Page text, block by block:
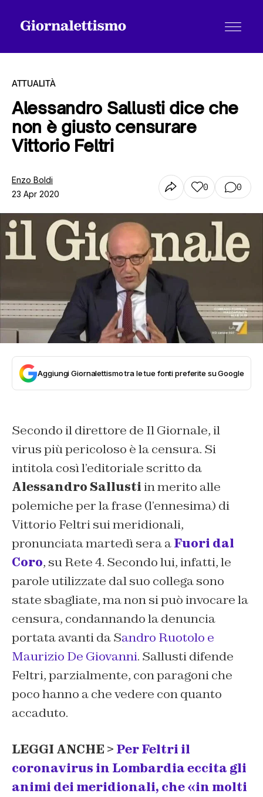
Tutti gli articoli
Chi siamo
Contatti
ATTUALITÀ
Alessandro Sallusti dice che
non è giusto censurare
Vittorio Feltri
Enzo Boldi
23 Apr 2020
0 0
Aggiungi Giornalettismo tra le tue fonti preferite su Google
Secondo il direttore de Il Giornale, il
virus più pericoloso è la censura. Si
intitola così l’editoriale scritto da
Alessandro Sallustiin merito alle
polemiche per la frase (l’ennesima) di
Vittorio Feltri sui meridionali,
pronunciata martedì sera aFuori dal
Coro, su Rete 4. Secondo lui, infatti, le
parole utilizzate dal suo collega sono
state sbagliate, ma non si può invocare la
censura, condannando la denuncia
portata avanti da Sandro Ruotolo e
Maurizio De Giovanni. Sallusti difende
Feltri, parzialmente, con paragoni che
poco hanno a che vedere con quanto
accaduto.
LEGGI ANCHE > Per Feltri il
coronavirus in Lombardia eccita gli
animi dei meridionali, che «in molti